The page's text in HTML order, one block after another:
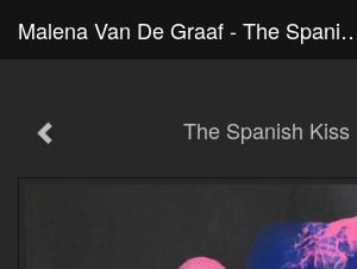
Malena Van De Graaf
The Spanish Kiss